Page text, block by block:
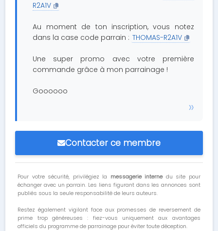
R2A1V
Au moment de ton inscription, vous notez
dans la case code parrain : THOMAS-R2A1V
Une super promo avec votre première
commande grâce à mon parrainage !
Goooooo
Contacter ce membre
Pour votre sécurité, privilégiez la messagerie internedu site pour
échanger avec un parrain. Les liens figurant dans les annonces sont
publiés sous la seule responsabilité de leurs auteurs.
Restez également vigilant face aux promesses de reversement de
prime trop généreuses : fiez-vous uniquement aux avantages
officiels du programme de parrainage pour éviter toute déception.